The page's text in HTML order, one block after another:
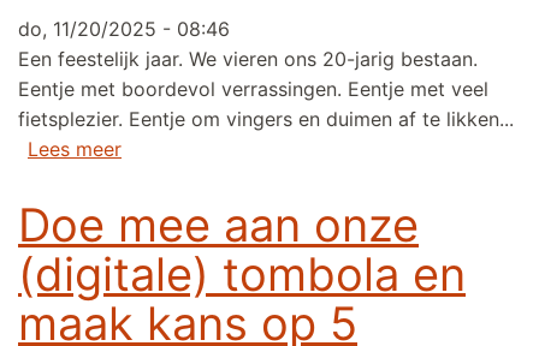
do, 11/20/2025 - 08:46
Een feestelijk jaar. We vieren ons 20-jarig bestaan.
Eentje met boordevol verrassingen. Eentje met veel
fietsplezier. Eentje om vingers en duimen af te likken...
Lees meerover Programma 2026
Doe mee aan onze
(digitale) tombola en
maak kans op 5